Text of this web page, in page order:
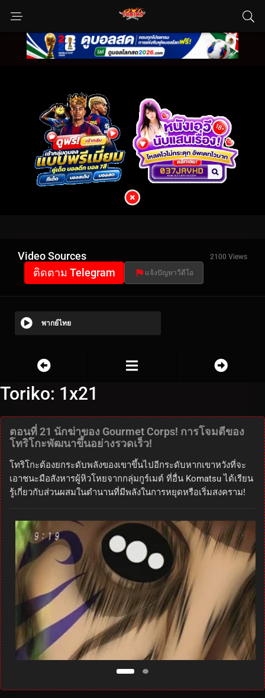
Video Sources 2100 Views
ติดตาม Telegram แจ้งปัญหาวีดีโอ
พากย์ไทย
Toriko: 1x21
ตอนที่ 21 นักฆ่าของ Gourmet Corps! การโจมตีของ
โทริโกะพัฒนาขึ้นอย่างรวดเร็ว!
โทริโกะต้องยกระดับพลังของเขาขึ้นไปอีกระดับหากเขาหวังที่จะ
เอาชนะมือสังหารผู้หิวโหยจากกลุ่มกูร์เมต์ ที่อื่น Komatsu ได้เรียน
รู้เกี่ยวกับส่วนผสมในตำนานที่มีพลังในการหยุดหรือเริ่มสงคราม!